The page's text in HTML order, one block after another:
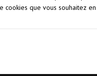
Partenaires
cookies que vous souhaitez en